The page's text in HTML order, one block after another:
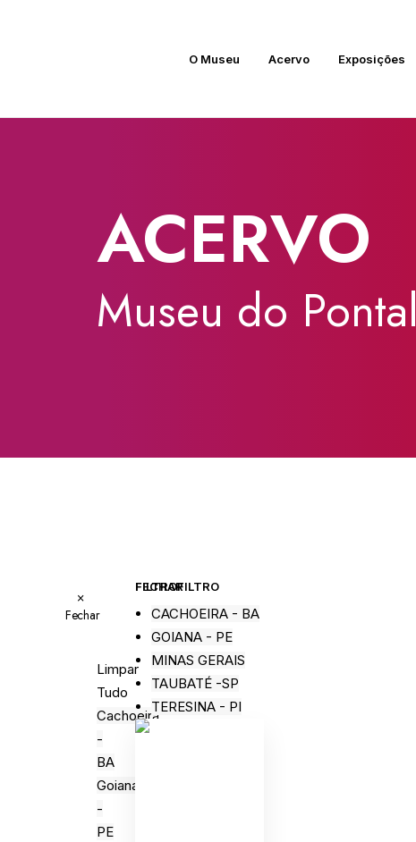
O Museu Acervo Exposições
ACERVO
Museu do Pontal
×
Fechar
Limpar
Tudo
Cachoeira
-
BA
Goiana
-
PE
FECHAR FILTROFILTRO
CACHOEIRA - BA
GOIANA - PE
MINAS GERAIS
TAUBATÉ -SP
TERESINA - PI